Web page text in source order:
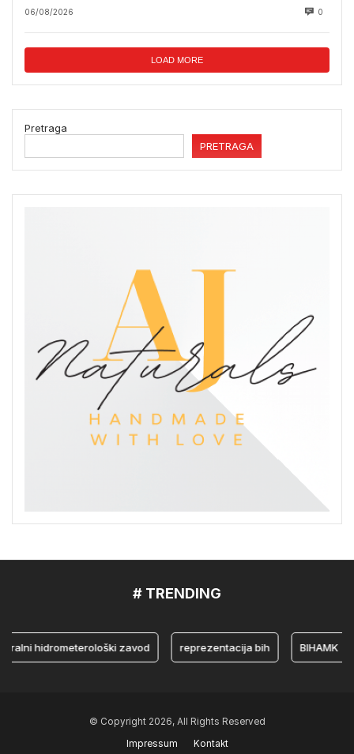
06/08/2026 0
LOAD MORE
Pretraga
PRETRAGA
# TRENDING
hidrometerološki zavod reprezentacija bih BIHAMK
© Copyright 2026, All Rights Reserved
Impressum
Kontakt